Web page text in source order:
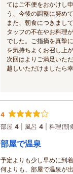
てはご不便をおかけし
う、今後の調整に努め
また、朝食につきまし
タッフの不在やお料理
でした。ご指摘を真摯
を気持ちよくお召し上
次回はよりご満足いた
越しいただけましたら
4
部屋 4 風呂 4 料理(朝
部屋で温泉
予定よりも少し早めに到
何よりも、部屋で温泉が